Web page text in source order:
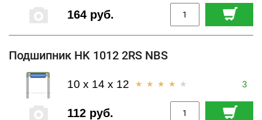
164 руб.
Подшипник HK 1012 2RS NBS
3
112 руб.
10 x 14 x 12